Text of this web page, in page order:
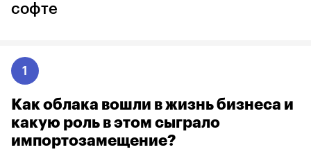
софте
1
Как облака вошли в жизнь бизнеса и
какую роль в этом сыграло
импортозамещение?